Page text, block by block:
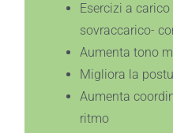
Esercizi a
sovraccarico-
Aumenta tono
Migliora la
Aumenta
ritmo